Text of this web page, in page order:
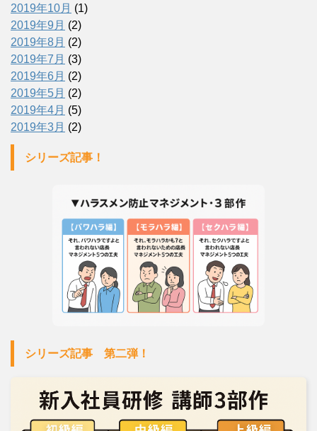
2019年10月 (1)
2019年9月 (2)
2019年8月 (2)
2019年7月 (3)
2019年6月 (2)
2019年5月 (2)
2019年4月 (5)
2019年3月 (2)
シリーズ記事！
シリーズ記事 第二弾！